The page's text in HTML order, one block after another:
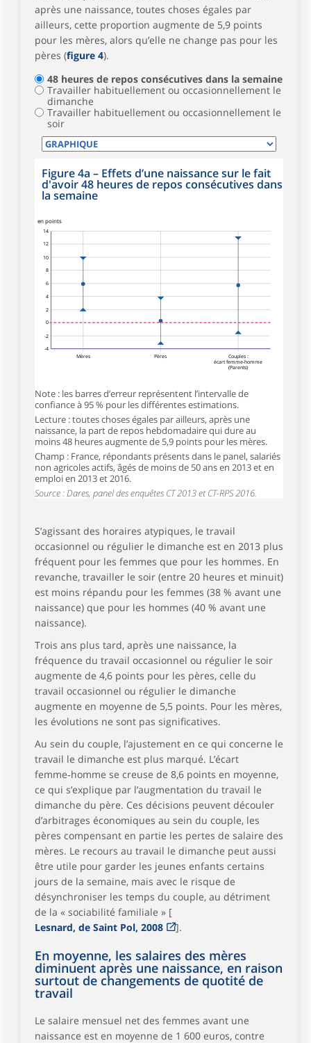
après une naissance, toutes choses égales par
ailleurs, cette proportion augmente de 5,9 points
pour les mères, alors qu’elle ne change pas pour les
pères (figure 4).
48 heures de repos consécutives dans la semaine
Travailler habituellement ou occasionnellement le
dimanche
Travailler habituellement ou occasionnellement le
soir
Figure 4a – Effets d’une naissance sur le fait
d'avoir 48 heures de repos consécutives dans
la semaine
-4
-2
0
2
4
6
8
10
12
14
en points
Mères Pères
Couples :
écart femme‑homme
(Parents)
Note : les barres d’erreur représentent l’intervalle de
confiance à 95 % pour les différentes estimations.
Lecture : toutes choses égales par ailleurs, après une
naissance, la part de repos hebdomadaire qui dure au
moins 48 heures augmente de 5,9 points pour les mères.
Champ : France, répondants présents dans le panel, salariés
non agricoles actifs, âgés de moins de 50 ans en 2013 et en
emploi en 2013 et 2016.
Source : Dares, panel des enquêtes CT 2013 et CT-RPS 2016.
S’agissant des horaires atypiques, le travail
occasionnel ou régulier le dimanche est en 2013 plus
fréquent pour les femmes que pour les hommes. En
revanche, travailler le soir (entre 20 heures et minuit)
est moins répandu pour les femmes (38 % avant une
naissance) que pour les hommes (40 % avant une
naissance).
Trois ans plus tard, après une naissance, la
fréquence du travail occasionnel ou régulier le soir
augmente de 4,6 points pour les pères, celle du
travail occasionnel ou régulier le dimanche
augmente en moyenne de 5,5 points. Pour les mères,
les évolutions ne sont pas significatives.
Au sein du couple, l’ajustement en ce qui concerne le
travail le dimanche est plus marqué. L’écart
femme‑homme se creuse de 8,6 points en moyenne,
ce qui s’explique par l’augmentation du travail le
dimanche du père. Ces décisions peuvent découler
d’arbitrages économiques au sein du couple, les
pères compensant en partie les pertes de salaire des
mères. Le recours au travail le dimanche peut aussi
être utile pour garder les jeunes enfants certains
jours de la semaine, mais avec le risque de
désynchroniser les temps du couple, au détriment
de la « sociabilité familiale » [
Lesnard, de Saint Pol, 2008
].
En moyenne, les salaires des mères
diminuent après une naissance, en raison
surtout de changements de quotité de
travail
Le salaire mensuel net des femmes avant une
naissance est en moyenne de 1 600 euros, contre